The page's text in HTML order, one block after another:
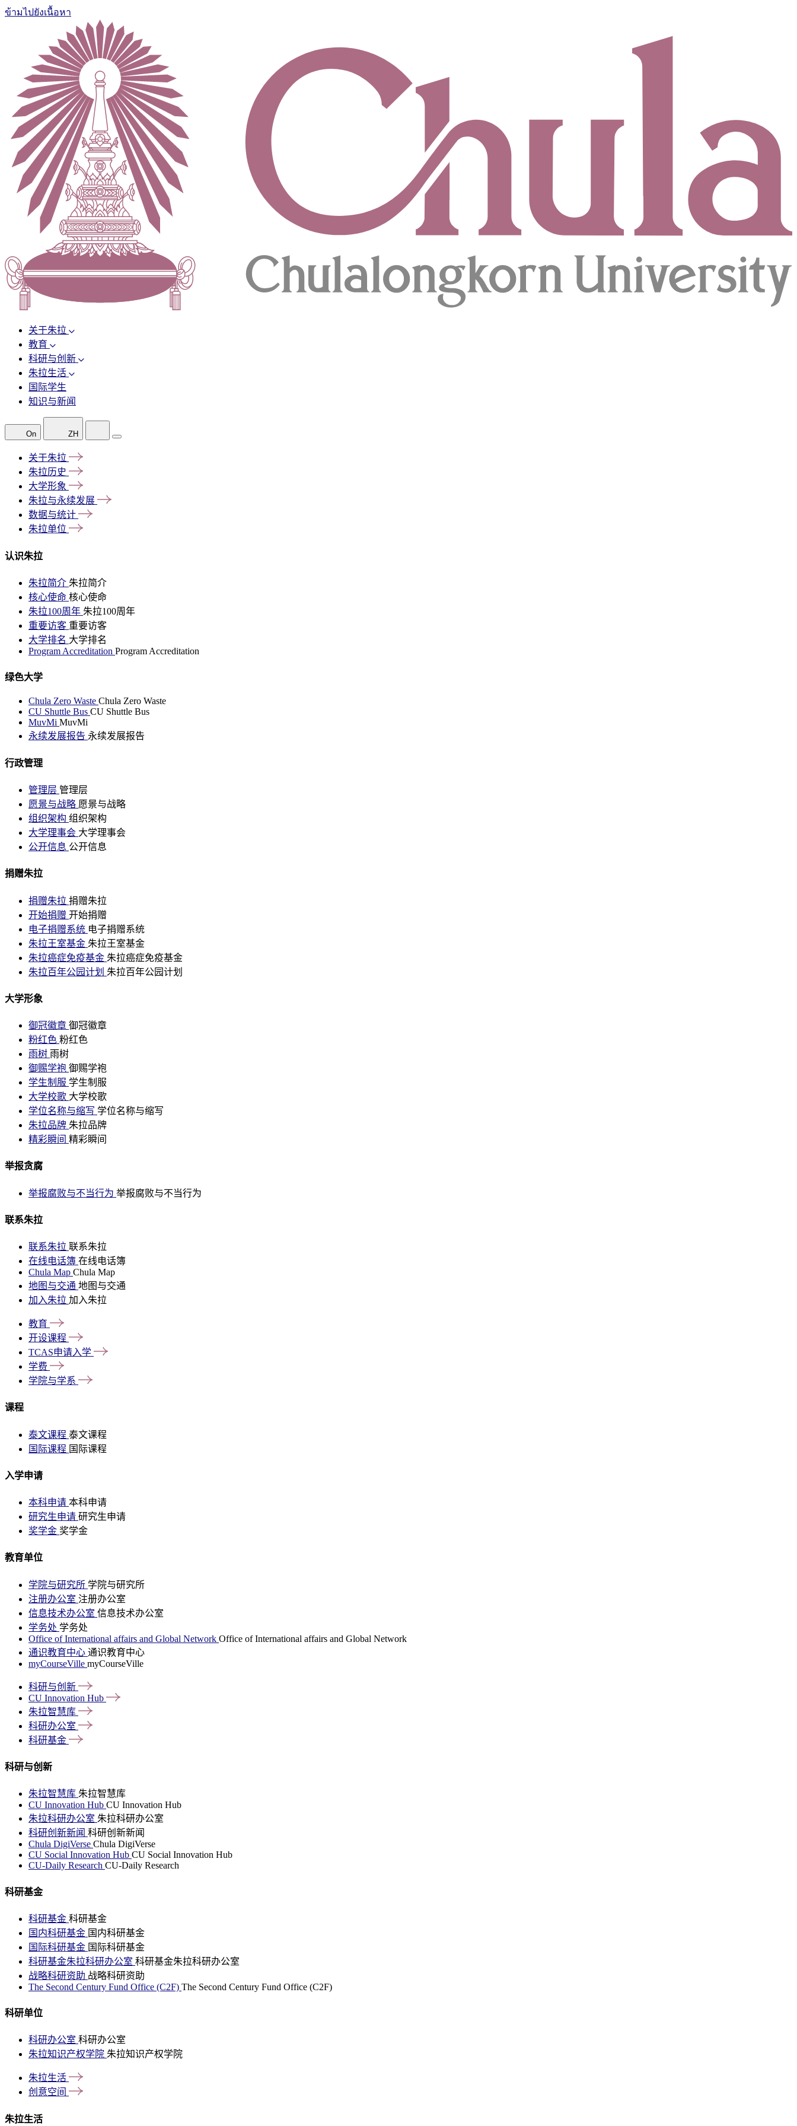
ข้ามไปยังเนื้อหา
关于朱拉
教育
科研与创新
朱拉生活
国际学生
知识与新闻
On ZH
关于朱拉
朱拉历史
大学形象
朱拉与永续发展
数据与统计
朱拉单位
认识朱拉
朱拉简介 朱拉简介
核心使命 核心使命
朱拉100周年 朱拉100周年
重要访客 重要访客
大学排名 大学排名
Program Accreditation Program Accreditation
绿色大学
Chula Zero Waste Chula Zero Waste
CU Shuttle Bus CU Shuttle Bus
MuvMi MuvMi
永续发展报告 永续发展报告
行政管理
管理层 管理层
愿景与战略 愿景与战略
组织架构 组织架构
大学理事会 大学理事会
公开信息 公开信息
捐赠朱拉
捐赠朱拉 捐赠朱拉
开始捐赠 开始捐赠
电子捐赠系统 电子捐赠系统
朱拉王室基金 朱拉王室基金
朱拉癌症免疫基金 朱拉癌症免疫基金
朱拉百年公园计划 朱拉百年公园计划
大学形象
御冠徽章 御冠徽章
粉红色 粉红色
雨树 雨树
御赐学袍 御赐学袍
学生制服 学生制服
大学校歌 大学校歌
学位名称与缩写 学位名称与缩写
朱拉品牌 朱拉品牌
精彩瞬间 精彩瞬间
举报贪腐
举报腐败与不当行为 举报腐败与不当行为
联系朱拉
联系朱拉 联系朱拉
在线电话簿 在线电话簿
Chula Map Chula Map
地图与交通 地图与交通
加入朱拉 加入朱拉
教育
开设课程
TCAS申请入学
学费
学院与学系
课程
泰文课程 泰文课程
国际课程 国际课程
入学申请
本科申请 本科申请
研究生申请 研究生申请
奖学金 奖学金
教育单位
学院与研究所 学院与研究所
注册办公室 注册办公室
信息技术办公室 信息技术办公室
学务处 学务处
Office of International affairs and Global Network Office of International affairs and Global Network
通识教育中心 通识教育中心
myCourseVille myCourseVille
科研与创新
CU Innovation Hub
朱拉智慧库
科研办公室
科研基金
科研与创新
朱拉智慧库 朱拉智慧库
CU Innovation Hub CU Innovation Hub
朱拉科研办公室 朱拉科研办公室
科研创新新闻 科研创新新闻
Chula DigiVerse Chula DigiVerse
CU Social Innovation Hub CU Social Innovation Hub
CU-Daily Research CU-Daily Research
科研基金
科研基金 科研基金
国内科研基金 国内科研基金
国际科研基金 国际科研基金
科研基金朱拉科研办公室 科研基金朱拉科研办公室
战略科研资助 战略科研资助
The Second Century Fund Office (C2F) The Second Century Fund Office (C2F)
科研单位
科研办公室 科研办公室
朱拉知识产权学院 朱拉知识产权学院
朱拉生活
创意空间
朱拉生活